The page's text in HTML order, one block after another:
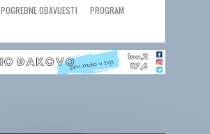
POGREBNE OBAVIJESTI
PROGRAM